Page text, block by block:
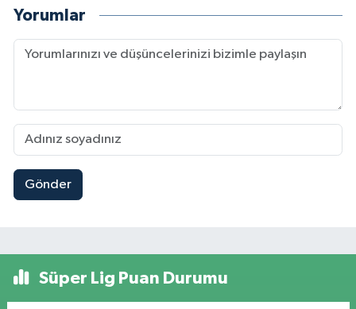
Yorumlar
Gönder
Süper Lig Puan Durumu